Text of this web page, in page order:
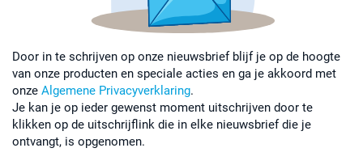
Door in te schrijven op onze nieuwsbrief blijf je op de hoogte
van onze producten en speciale acties en ga je akkoord met
onze Algemene Privacyverklaring.
Je kan je op ieder gewenst moment uitschrijven door te
klikken op de uitschrijflink die in elke nieuwsbrief die je
ontvangt, is opgenomen.